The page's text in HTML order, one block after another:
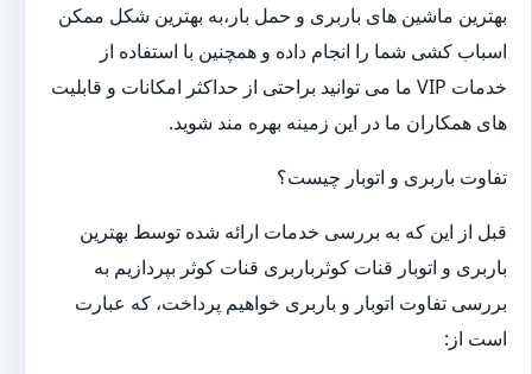
بهترین ماشین های باربری و حمل بار،به بهترین شکل ممکن
اسباب کشی شما را انجام داده و همچنین با استفاده از
خدمات VIP ما می توانید براحتی از حداکثر امکانات و قابلیت
های همکاران ما در این زمینه بهره مند شوید.
تفاوت باربری و اتوبار چیست؟
قبل از این که به بررسی خدمات ارائه شده توسط بهترین
باربری و اتوبار قنات کوثرباربری قنات کوثر بپردازیم به
بررسی تفاوت اتوبار و باربری خواهیم پرداخت، که عبارت
است از: